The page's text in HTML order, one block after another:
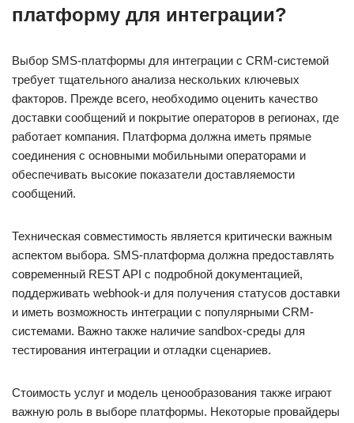
платформу для интеграции?
Выбор SMS-платформы для интеграции с CRM-системой
требует тщательного анализа нескольких ключевых
факторов. Прежде всего, необходимо оценить качество
доставки сообщений и покрытие операторов в регионах, где
работает компания. Платформа должна иметь прямые
соединения с основными мобильными операторами и
обеспечивать высокие показатели доставляемости
сообщений.
Техническая совместимость является критически важным
аспектом выбора. SMS-платформа должна предоставлять
современный REST API с подробной документацией,
поддерживать webhook-и для получения статусов доставки
и иметь возможность интеграции с популярными CRM-
системами. Важно также наличие sandbox-среды для
тестирования интеграции и отладки сценариев.
Стоимость услуг и модель ценообразования также играют
важную роль в выборе платформы. Некоторые провайдеры